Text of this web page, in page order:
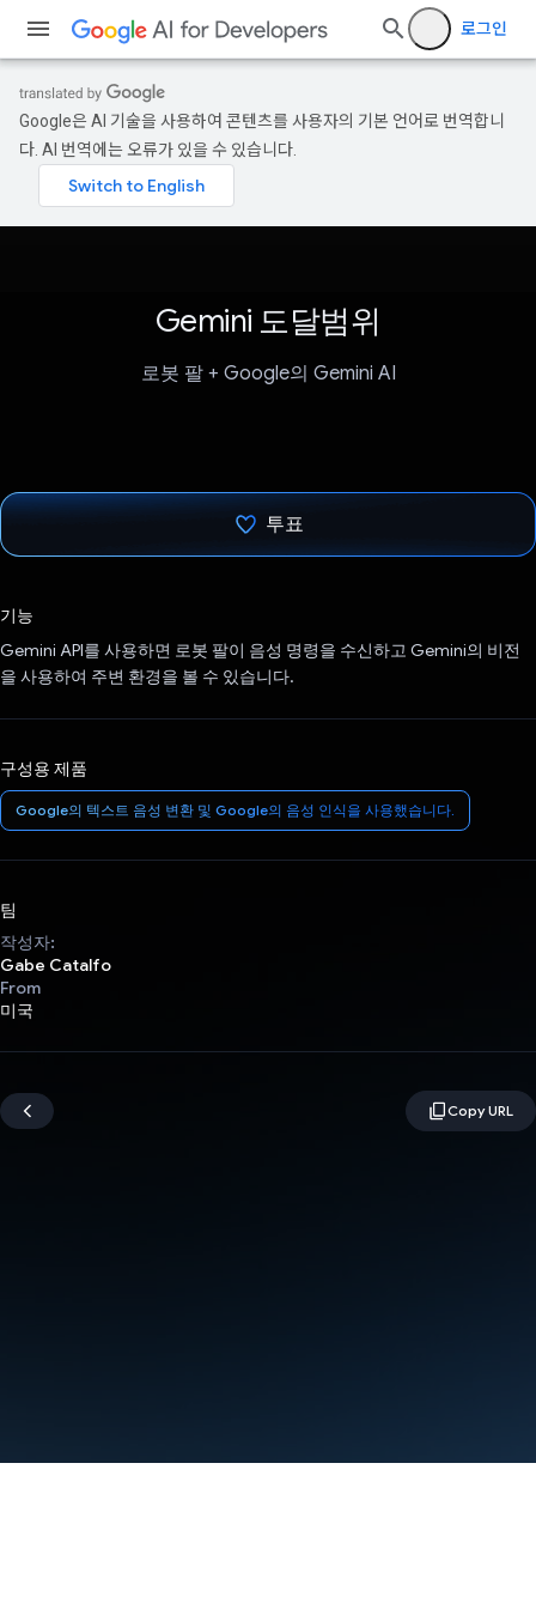
로그인
Google은 AI 기술을 사용하여 콘텐츠를 사용자의 기본 언어로 번역합니
다. AI 번역에는 오류가 있을 수 있습니다.
Gemini 도달범위
로봇 팔 + Google의 Gemini AI
투표
기능
Gemini API를 사용하면 로봇 팔이 음성 명령을 수신하고 Gemini의 비전
을 사용하여 주변 환경을 볼 수 있습니다.
구성용 제품
Google의 텍스트 음성 변환 및 Google의 음성 인식을 사용했습니다.
팀
작성자:
Gabe Catalfo
From
미국